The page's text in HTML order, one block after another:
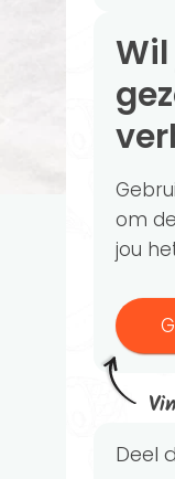
Wil jij graag je
om
jou